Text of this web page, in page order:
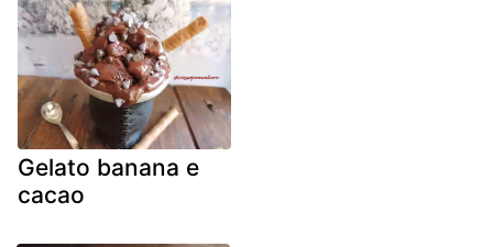
Gelato banana e
cacao